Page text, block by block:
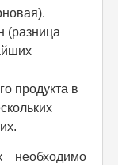
(разница
продукта в
необходимо